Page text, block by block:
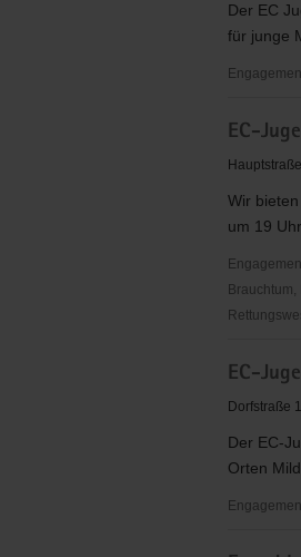
Der EC
für junge
Arnsfeld
EC-
Wir
um 19
Mildenau
EC-
Dorfstraße
Der EC-
Orten